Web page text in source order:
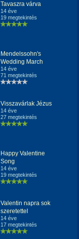
Tavaszra várva
14 éve
19 megtekintés
Mendelssohn's
Wedding March
14 éve
71 megtekintés
Visszavárlak Jézus
14 éve
27 megtekintés
Happy Valentine
Song
14 éve
19 megtekintés
Valentin napra sok
szeretettel
14 éve
17 megtekintés